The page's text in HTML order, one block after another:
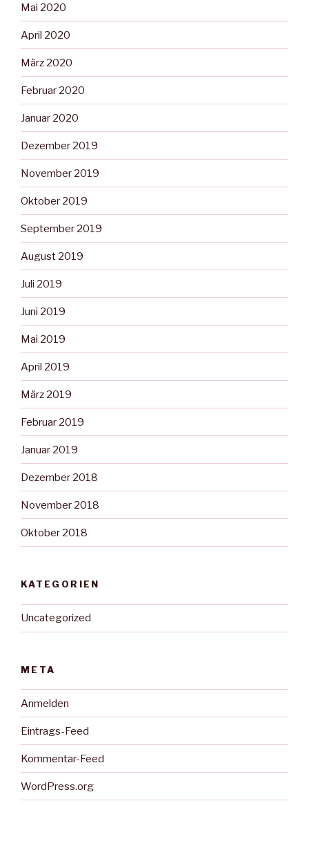
Mai 2020
April 2020
März 2020
Februar 2020
Januar 2020
Dezember 2019
November 2019
Oktober 2019
September 2019
August 2019
Juli 2019
Juni 2019
Mai 2019
April 2019
März 2019
Februar 2019
Januar 2019
Dezember 2018
November 2018
Oktober 2018
KATEGORIEN
Uncategorized
META
Anmelden
Eintrags-Feed
Kommentar-Feed
WordPress.org